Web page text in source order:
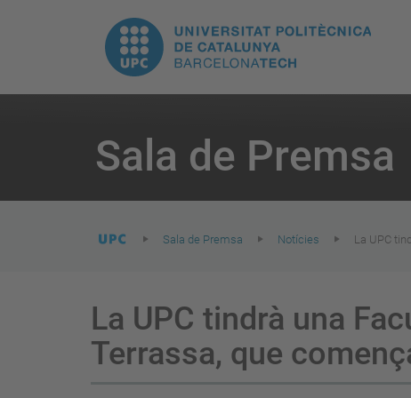
UPC.
Universitat
Politècnica
de
Catalunya
Sala de Premsa
are
here:
Sala de Premsa Notícies La UPC
La UPC tindrà una
Terrassa, que